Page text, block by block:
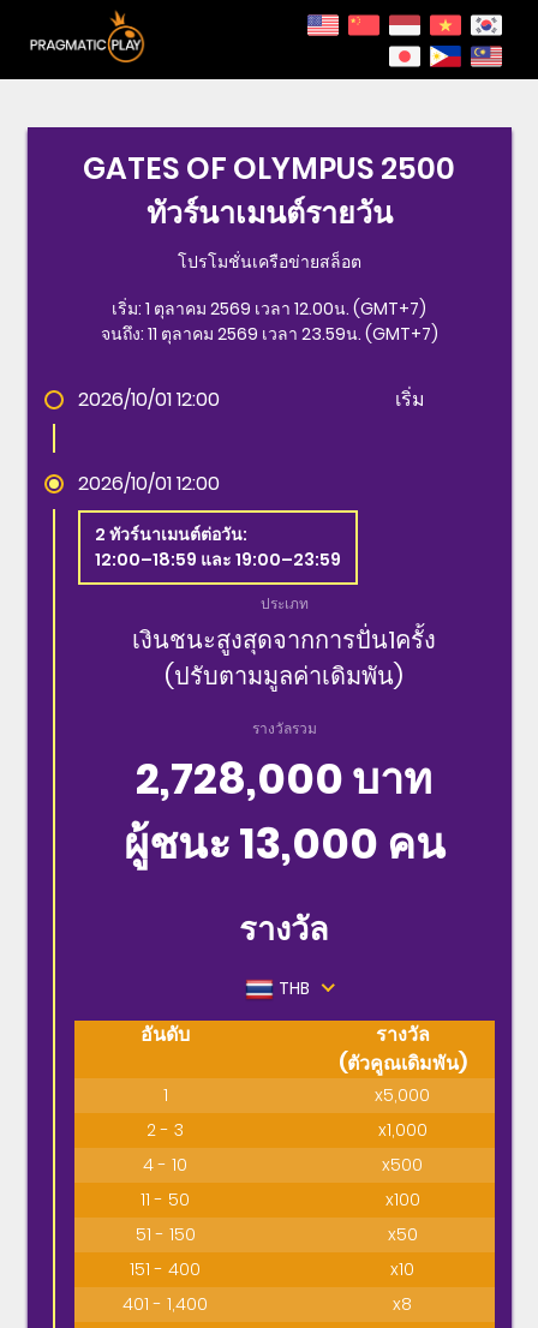
GATES OF OLYMPUS 2500
ทัวร์นาเมนต์รายวัน
โปรโมชั่นเครือข่ายสล็อต
เริ่ม: 1 ตุลาคม 2569 เวลา 12.00น. (GMT+7)
จนถึง: 11 ตุลาคม 2569 เวลา 23.59น. (GMT+7)
2026/10/01 12:00 เริ่ม
2026/10/01 12:00
2 ทัวร์นาเมนต์ต่อวัน:
12:00–18:59 และ 19:00–23:59
ประเภท
เงินชนะสูงสุดจากการปั่น1ครั้ง
(ปรับตามมูลค่าเดิมพัน)
รางวัลรวม
2,728,000 บาท
ผู้ชนะ 13,000 คน
รางวัล
THB
อันดับ
รางวัล
(ตัวคูณเดิมพัน)
1
x5,000
2 - 3
x1,000
4 - 10
x500
11 - 50
x100
51 - 150
x50
151 - 400
x10
401 - 1,400
x8